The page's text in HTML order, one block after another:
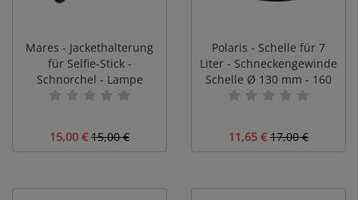
Mares - Jackethalterung
für Selfie-Stick -
Schnorchel - Lampe
15,00 € 15,00 €
Polaris - Schelle für 7
Liter - Schneckengewinde
Schelle Ø 130 mm - 160
mm
11,65 € 17,00 €